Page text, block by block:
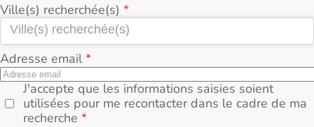
Ville(s) recherchée(s)
Adresse email
J'accepte que les informations saisies soient
utilisées pour me recontacter dans le cadre de ma
recherche